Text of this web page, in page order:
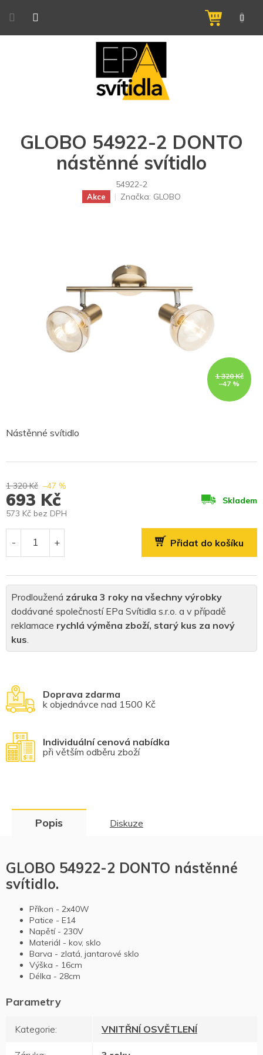
NÁKUPNÍ
KOŠÍK
GLOBO 54922-2 DONTO
nástěnné svítidlo
54922-2
Akce Značka: GLOBO
1 320 Kč
–47 %
Nástěnné svítidlo
Doprava zdarma
k objednávce nad 1500 Kč
Individuální cenová nabídka
při větším odběru zboží
Prodloužená záruka 3 roky na všechny výrobky
dodávané společností EPa Svítidla s.r.o. a v případě
reklamace rychlá výměna zboží, starý kus za nový
kus.
1 320 Kč –47 %
693 Kč
573 Kč bez DPH
Skladem
Přidat do košíku
Popis Diskuze
GLOBO 54922-2 DONTO nástěnné
svítidlo.
Příkon - 2x40W
Patice - E14
Napětí - 230V
Materiál - kov, sklo
Barva - zlatá, jantarové sklo
Výška - 16cm
Délka - 28cm
Kategorie: VNITŘNÍ OSVĚTLENÍ